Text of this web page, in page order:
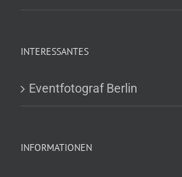
INTERESSANTES
Eventfotograf Berlin
INFORMATIONEN